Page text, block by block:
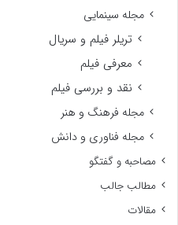
مجله سینمایی
تریلر فیلم و سریال
معرفی فیلم
نقد و بررسی فیلم
مجله فرهنگ و هنر
مجله فناوری و دانش
مصاحبه و گفتگو
مطالب جالب
مقالات